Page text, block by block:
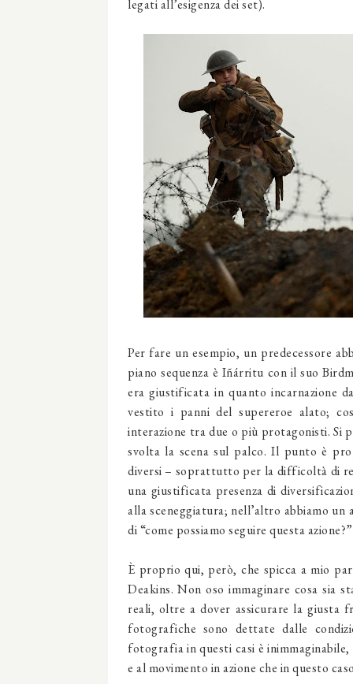
legati all’esigenza dei set).
Per fare un esempio, un predecessore
piano sequenza è Iñárritu con il suo
era giustificata in quanto incarnazione
vestito i panni del supereroe alato;
interazione tra due o più protagonisti. Si
svolta la scena sul palco. Il punto è
diversi – soprattutto per la difficoltà di
una giustificata presenza di
alla sceneggiatura; nell’altro abbiamo
di “come possiamo seguire questa
È proprio qui, però, che spicca a mio
Deakins. Non oso immaginare cosa sia
reali, oltre a dover assicurare la giusta
fotografiche sono dettate dalle
fotografia in questi casi è
e al movimento in azione che in questo